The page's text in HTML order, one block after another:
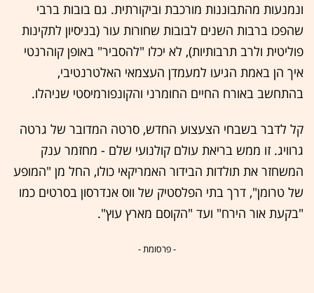
ונמנעות מהתבוננות מורכבת וביקורתית. גם בובות ברבי
שהפכו ברבות השנים לבובות שחורות עור (בניסיון לתקינות
פוליטית ולרב תרבותיות), לא יכלו "להסביר" באופן קוהרנטי
איך הן באמת הגיעו למעמדן העצמאי האלטרנטיבי,
בהתחשב באורח החיים החומרני והקונפורמיסטי שניהלו.
קל לדבר בשבחי הצעצוע החדש, סרטה המדובר של גרטה
גרוויג. זו ממש בריאת עולם קולנועי שלם - מחזמר ענק
המשחזר את תולדות הבידור האמריקאי כולו, החל מן "המופע
של טרומן", דרך בתי הפלסטיק של ווס אנדרסון בסרטים כמו
"בקעת אור הירח" ועד "הקוסם מארץ עוץ".
- פרסומת -